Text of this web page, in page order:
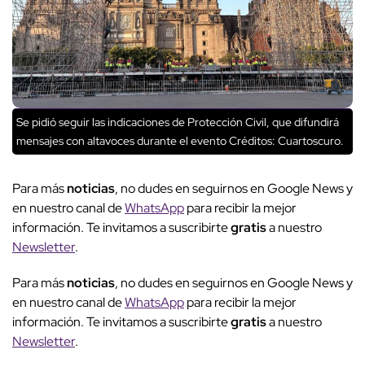
Se pidió seguir las indicaciones de Protección Civil, que difundirá
mensajes con altavoces durante el eventoCréditos: Cuartoscuro.
Para másnoticias, no dudes en seguirnos en Google News y
en nuestro canal deWhatsApppara recibir la mejor
información. Te invitamos a suscribirtegratisa nuestro
Newsletter.
Para másnoticias, no dudes en seguirnos en Google News y
en nuestro canal deWhatsApppara recibir la mejor
información. Te invitamos a suscribirtegratisa nuestro
Newsletter.